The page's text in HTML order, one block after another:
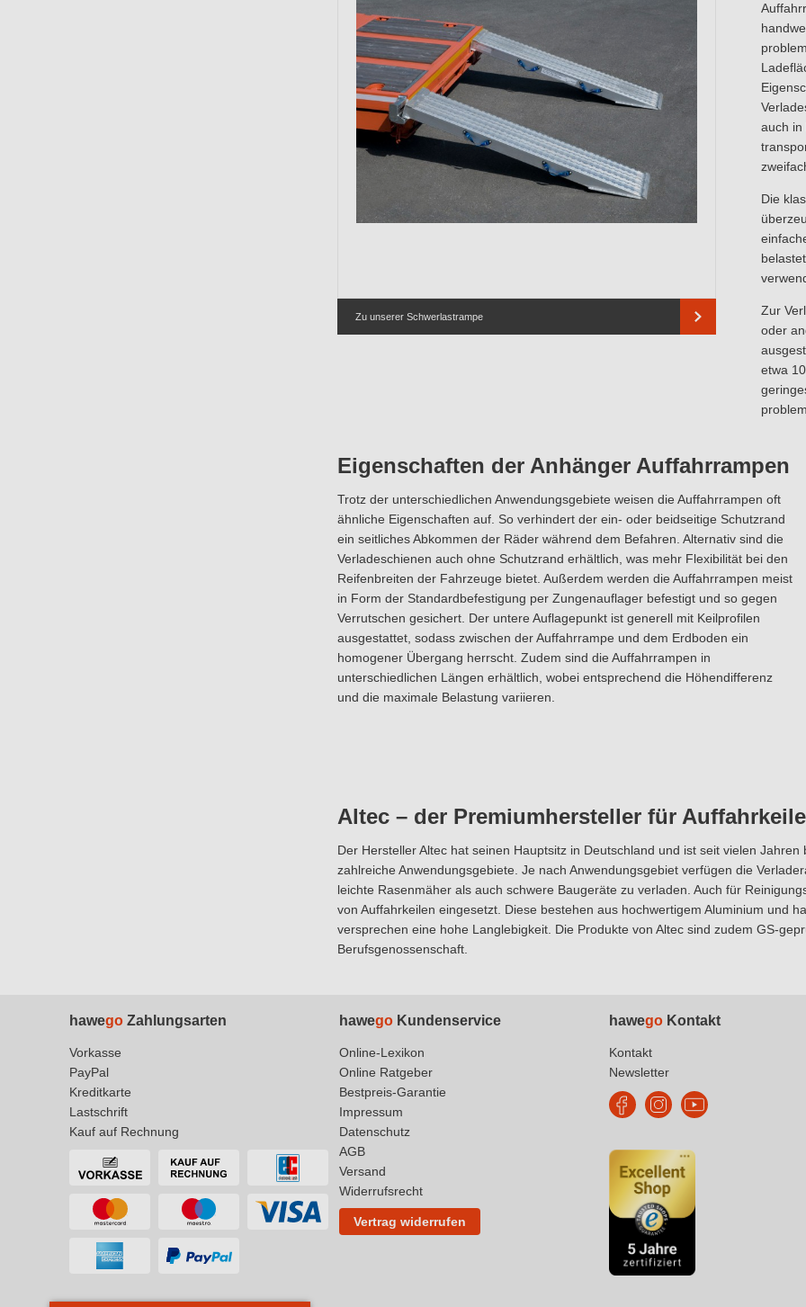
auch in
Die
Zur
oder
etwa
Zu unserer Schwerlastrampe
Eigenschaften der Anhänger Auffahrrampen
Trotz der unterschiedlichen Anwendungsgebiete weisen die Auffahrrampen oft
ähnliche Eigenschaften auf. So verhindert der ein- oder beidseitige Schutzrand
ein seitliches Abkommen der Räder während dem Befahren. Alternativ sind die
Verladeschienen auch ohne Schutzrand erhältlich, was mehr Flexibilität bei den
Reifenbreiten der Fahrzeuge bietet. Außerdem werden die Auffahrrampen meist
in Form der Standardbefestigung per Zungenauflager befestigt und so gegen
Verrutschen gesichert. Der untere Auflagepunkt ist generell mit Keilprofilen
ausgestattet, sodass zwischen der Auffahrrampe und dem Erdboden ein
homogener Übergang herrscht. Zudem sind die Auffahrrampen in
unterschiedlichen Längen erhältlich, wobei entsprechend die Höhendifferenz
und die maximale Belastung variieren.
Altec – der Premiumhersteller für Auffahrkeile
Der Hersteller Altec hat seinen Hauptsitz in Deutschland und ist seit vielen
zahlreiche Anwendungsgebiete. Je nach Anwendungsgebiet verfügen die
leichte Rasenmäher als auch schwere Baugeräte zu verladen. Auch für
von Auffahrkeilen eingesetzt. Diese bestehen aus hochwertigem Aluminium und
versprechen eine hohe Langlebigkeit. Die Produkte von Altec sind zudem GS-
Berufsgenossenschaft.
hawego Zahlungsarten
Vorkasse
PayPal
Kreditkarte
Lastschrift
Kauf auf Rechnung
hawego Kundenservice
Online-Lexikon
Online Ratgeber
Bestpreis-Garantie
Impressum
Datenschutz
AGB
Versand
Widerrufsrecht
Vertrag widerrufen
hawego Kontakt
Kontakt
Newsletter